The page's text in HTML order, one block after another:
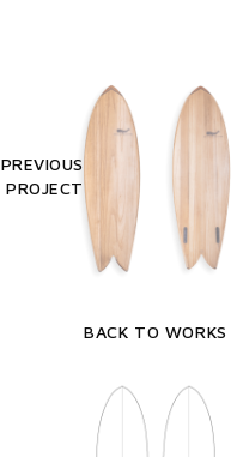
PREVIOUS
PROJECT
BACK TO WORKS